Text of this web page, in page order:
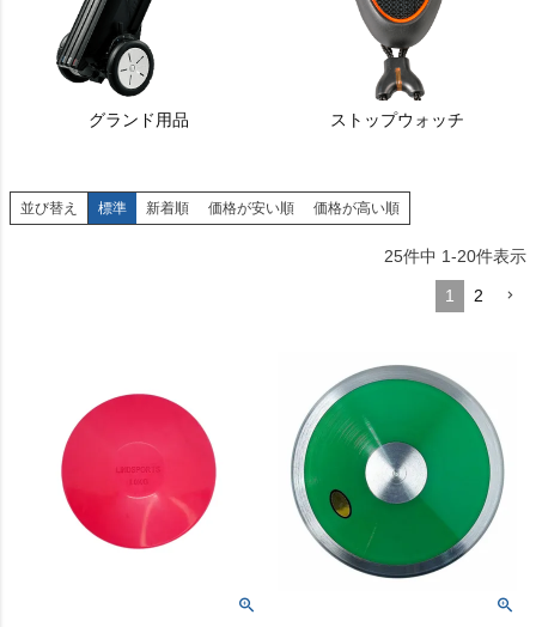
グランド用品 ストップウォッチ
並び替え 標準 新着順 価格が安い順 価格が高い順
25件中 1-20件表示
1 2